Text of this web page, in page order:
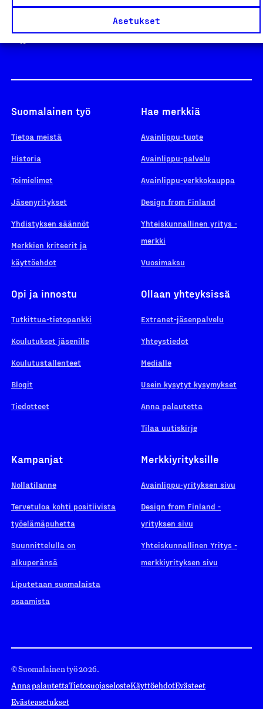
Asetukset
Yhteiskunnallinen Yritys -merkki
Suomalainen työ
Tietoa meistä
Historia
Toimielimet
Jäsenyritykset
Yhdistyksen säännöt
Merkkien kriteerit ja
käyttöehdot
Hae merkkiä
Avainlippu-tuote
Avainlippu-palvelu
Avainlippu-verkkokauppa
Design from Finland
Yhteiskunnallinen yritys -
merkki
Vuosimaksu
Opi ja innostu
Tutkittua-tietopankki
Koulutukset jäsenille
Koulutustallenteet
Blogit
Tiedotteet
Ollaan yhteyksissä
Extranet-jäsenpalvelu
Yhteystiedot
Medialle
Usein kysytyt kysymykset
Anna palautetta
Tilaa uutiskirje
Kampanjat
Nollatilanne
Tervetuloa kohti positiivista
työelämäpuhetta
Suunnittelulla on
alkuperänsä
Liputetaan suomalaista
osaamista
Merkkiyrityksille
Avainlippu-yrityksen sivu
Design from Finland -
yrityksen sivu
Yhteiskunnallinen Yritys -
merkkiyrityksen sivu
© Suomalainen työ 2026.
Anna palautettaTietosuojaselosteKäyttöehdotEvästeet
Evästeasetukset